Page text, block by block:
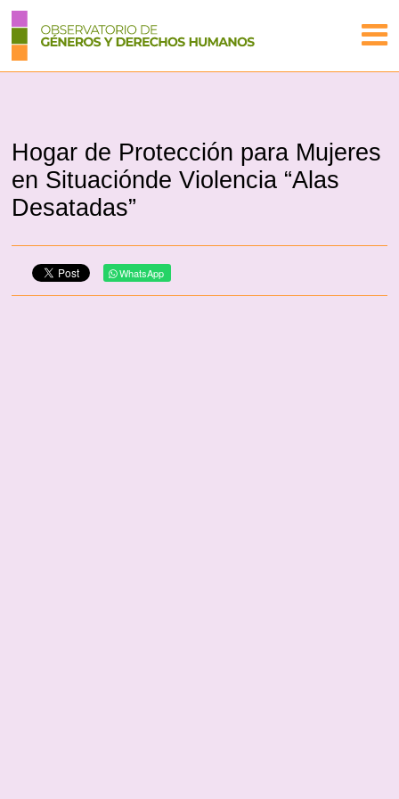
Hogar de Protección para Mujeres
en Situaciónde Violencia “Alas
Desatadas”
WhatsApp